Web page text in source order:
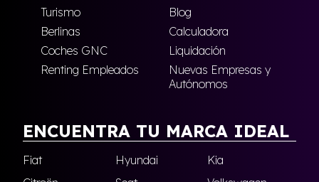
Turismo
Blog
Berlinas
Calculadora
Coches GNC
Liquidación
Renting Empleados
Nuevas Empresas y
Autónomos
ENCUENTRA TU MARCA IDEAL
Fiat Hyundai
Kia